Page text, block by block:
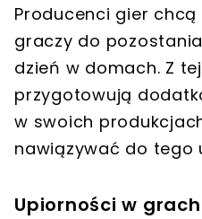
Producenci gier
graczy do
dzień w domach. Z
przygotowują
w swoich
nawiązywać do tego
Upiorności w grach